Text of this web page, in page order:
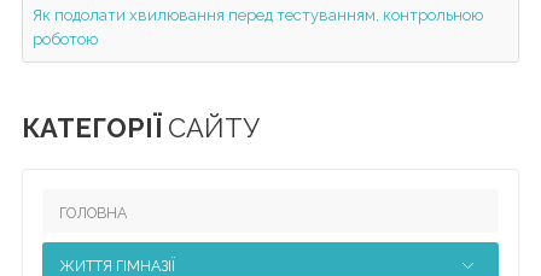
Головна
інформаційна
закладу
Як подолати хвилювання перед тестуванням, контрольною
роботою
КАТЕГОРІЇ САЙТУ
ГОЛОВНА
ЖИТТЯ ГІМНАЗІЇ